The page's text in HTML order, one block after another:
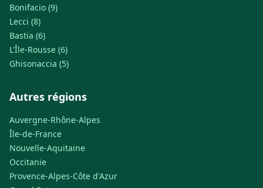
Bonifacio (9)
Lecci (8)
Bastia (6)
L'Île-Rousse (6)
Ghisonaccia (5)
Autres régions
Auvergne-Rhône-Alpes
Île-de-France
Nouvelle-Aquitaine
Occitanie
Provence-Alpes-Côte d'Azur